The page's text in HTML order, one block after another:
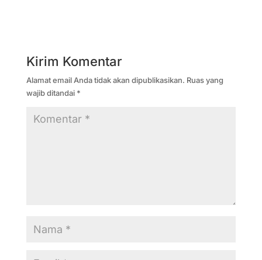
Kirim Komentar
Alamat email Anda tidak akan dipublikasikan. Ruas yang
wajib ditandai *